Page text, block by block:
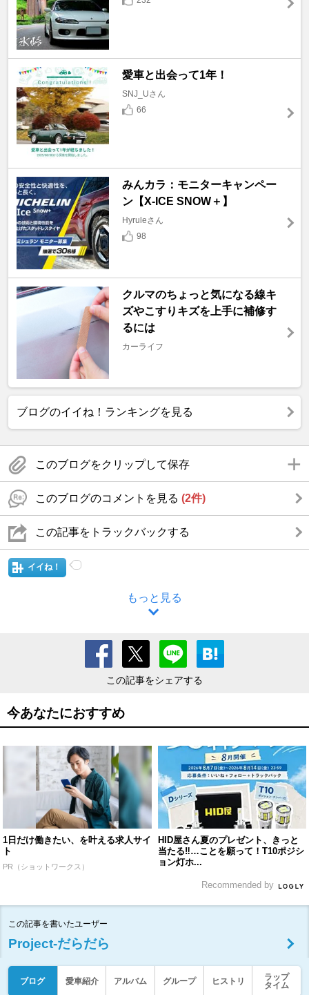
愛車と出会って1年！
SNJ_Uさん
66
みんカラ：モニターキャンペー
ン【X-ICE SNOW＋】
Hyruleさん
98
クルマのちょっと気になる線キ
ズやこすりキズを上手に補修す
るには
カーライフ
ブログのイイね！ランキングを見る
このブログをクリップして保存
このブログのコメントを見る (2件)
この記事をトラックバックする
イイね！
もっと見る
この記事をシェアする
今あなたにおすすめ
1日だけ働きたい、を叶える求人サイ
ト
PR（ショットワークス）
HID屋さん夏のプレゼント、きっと
当たる‼︎…ことを願って！T10ポジシ
ョン灯ホ...
Recommended by
この記事を書いたユーザー
Project-だらだら
ブログ 愛車紹介 アルバム グループ ヒストリ
ラップ
タイム